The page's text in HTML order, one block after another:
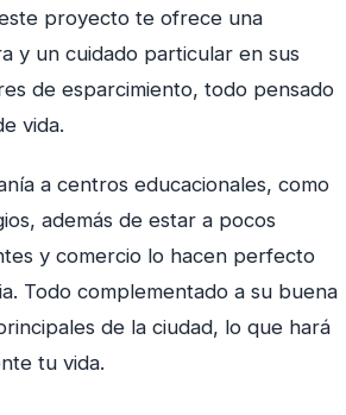
proyecto te ofrece una
y un cuidado particular en sus
de esparcimiento, todo pensado
vida.
a centros educacionales, como
además de estar a pocos
y comercio lo hacen perfecto
Todo complementado a su buena
de la ciudad, lo que hará
tu vida.